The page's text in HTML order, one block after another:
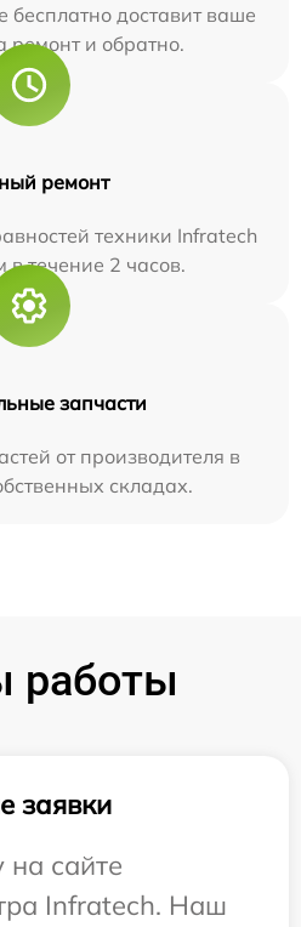
доставит ваше
ремонт и обратно.
ремонт
техники Infratech
в течение 2 часов.
запчасти
от производителя в
складах.
работы
заявки
на сайте
Infratech. Наш